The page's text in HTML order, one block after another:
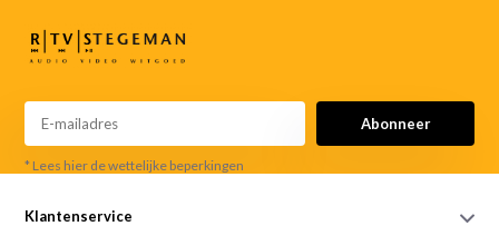
Abonneer
* Lees hier de wettelijke beperkingen
Klantenservice